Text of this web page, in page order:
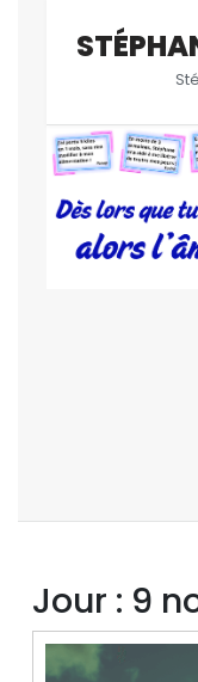
Jour : 9